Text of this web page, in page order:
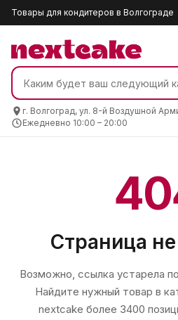
Товары для кондитеров в Волгограде
г. Волгоград, ул. 8-й Воздушной
Ежедневно 10:00 – 20:00
Страница
Возможно, ссылка устарела
Найдите нужный товар в
nextcake более 3400